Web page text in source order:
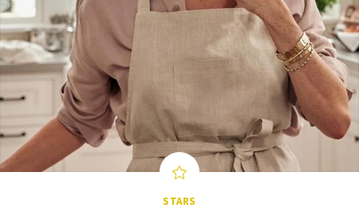
STARS